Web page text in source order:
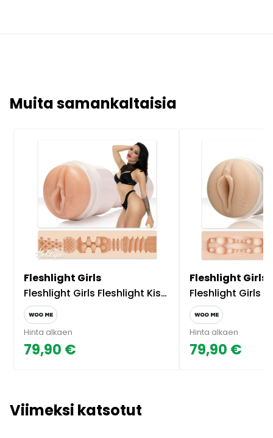
Muita samankaltaisia
Fleshlight Girls
Fleshlight Girls Fleshlight Kissa Sins Insatiable Insert
Hinta alkaen
79,90 €
Fleshlight Girls
Fleshlight Girls Fleshlight
Hinta alkaen
79,90 €
Viimeksi katsotut